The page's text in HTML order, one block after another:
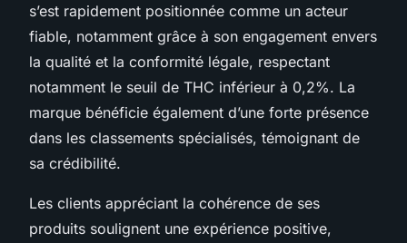
s’est rapidement positionnée comme un acteur
fiable, notamment grâce à son engagement envers
la qualité et la conformité légale, respectant
notamment le seuil de THC inférieur à 0,2%. La
marque bénéficie également d’une forte présence
dans les classements spécialisés, témoignant de
sa crédibilité.
Les clients appréciant la cohérence de ses
produits soulignent une expérience positive,